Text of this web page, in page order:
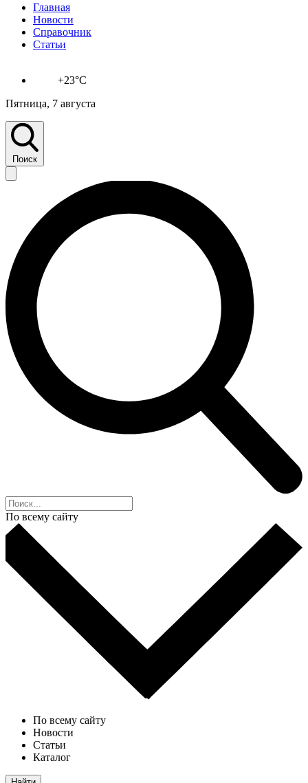
Главная
Новости
Справочник
Статьи
+23°C
Пятница, 7 августа
Поиск
По всему сайту
По всему сайту
Новости
Статьи
Каталог